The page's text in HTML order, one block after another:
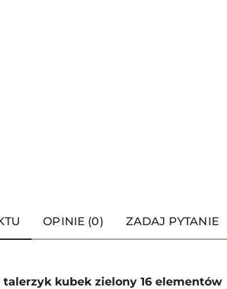
OPINIE (0) ZADAJ PYTANIE
kubek zielony 16 elementów